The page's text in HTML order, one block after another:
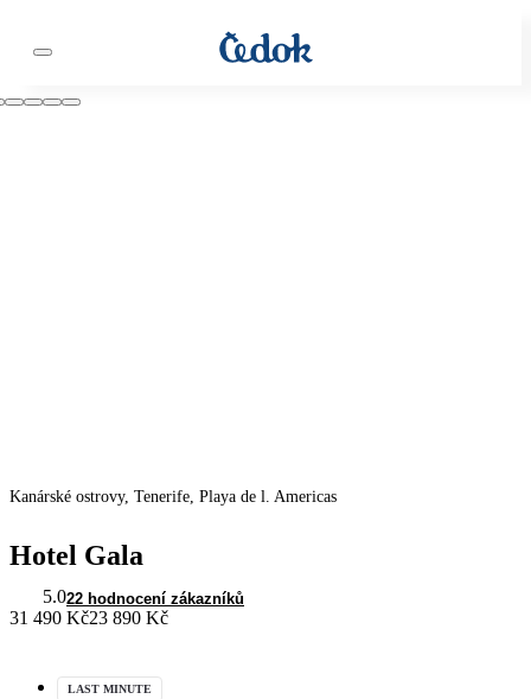
Kanárské ostrovy, Tenerife, Playa de l. Americas
Hotel Gala
5.022 hodnocení zákazníků
31 490 Kč23 890 Kč
LAST MINUTE